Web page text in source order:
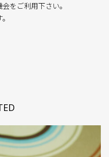
をご利用下さい。